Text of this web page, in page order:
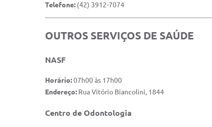
Telefone: (42) 3912-7074
OUTROS SERVIÇOS DE SAÚDE
NASF
Horário:07h00 às 17h00
Endereço: Rua Vitório Biancolini, 1844
Centro de Odontologia